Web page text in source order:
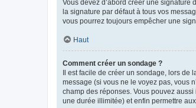
Vous devez d’abord créer une signature
la signature par défaut à tous vos
vous pourrez toujours empêcher une
Haut
Comment créer un sondage ?
Il est facile de créer un sondage, lors de
message (si vous ne le voyez pas, vous
champ des réponses. Vous pouvez
une durée illimitée) et enfin permettre